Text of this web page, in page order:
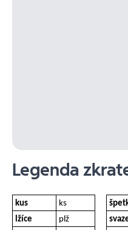
Legenda
kus ks
lžíce
plž